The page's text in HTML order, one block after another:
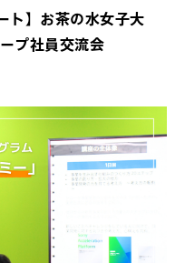
】お茶の水女子大
プ社員交流会